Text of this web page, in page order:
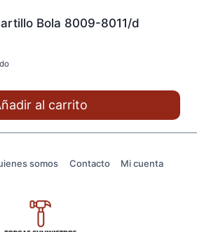
Bola 8009-8011/d
al carrito
somos Contacto Mi cuenta